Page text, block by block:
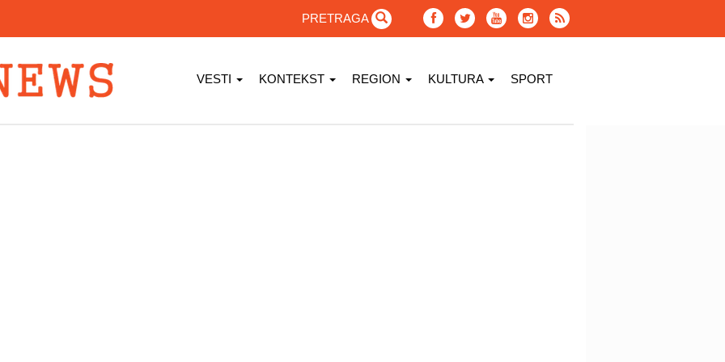
PRETRAGA
VESTI KONTEKST REGION KULTURA SPORT